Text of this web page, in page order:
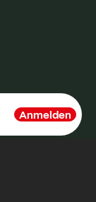
Anmelden